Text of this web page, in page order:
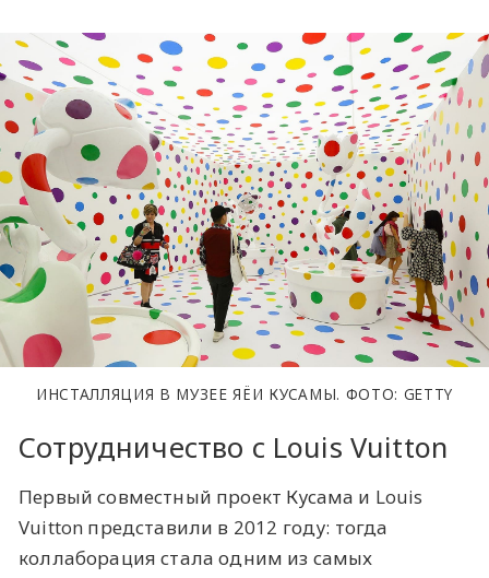
ИНСТАЛЛЯЦИЯ В МУЗЕЕ ЯЁИ КУСАМЫ. ФОТО: GETTY
Сотрудничество с Louis Vuitton
Первый совместный проект Кусама и Louis
Vuitton представили в 2012 году: тогда
коллаборация стала одним из самых